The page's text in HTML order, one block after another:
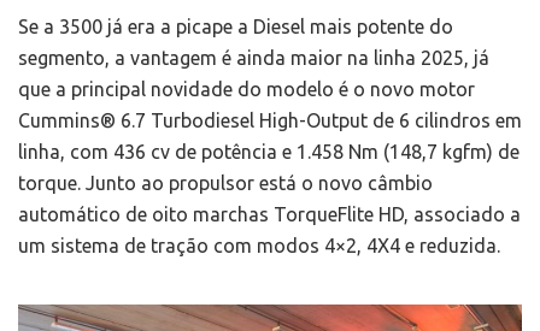
Se a 3500 já era a picape a Diesel mais potente do
segmento, a vantagem é ainda maior na linha 2025, já
que a principal novidade do modelo é o novo motor
Cummins® 6.7 Turbodiesel High-Output de 6 cilindros em
linha, com 436 cv de potência e 1.458 Nm (148,7 kgfm) de
torque. Junto ao propulsor está o novo câmbio
automático de oito marchas TorqueFlite HD, associado a
um sistema de tração com modos 4×2, 4X4 e reduzida.